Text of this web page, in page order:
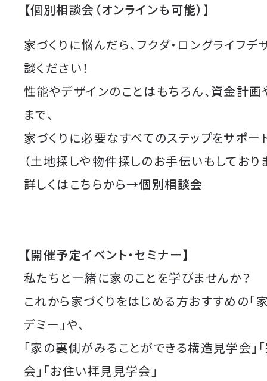
【個別相談会（オンラインも可能）】
家づくりに悩んだら、フクダ・ロングライフ
談ください！
性能やデザインのことはもちろん、資金計
まで、
家づくりに必要なすべてのステップをサポー
（土地探しや物件探しのお手伝いもしており
詳しくはこちらから→個別相談会
【開催予定イベント・セミナー】
私たちと一緒に家のことを学びませんか？
これから家づくりをはじめる方おすすめの「
デミー」や、
「家の裏側がみることができる構造見学会」
会」「お住い拝見見学会」